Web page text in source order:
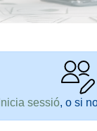
Inicia sessió, o si